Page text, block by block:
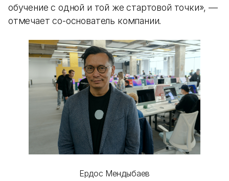
обучение с одной и той же стартовой точки», —
отмечает со-основатель компании.
Ердос Мендыбаев